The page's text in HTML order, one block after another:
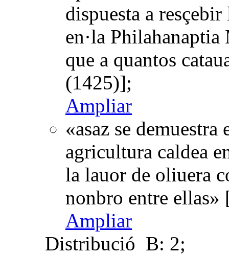
dispuesta a
en·la
que a quantos
(1425)];
Ampliar
«asaz se
agricultura caldea
la lauor de oliuera
nonbro entre
Ampliar
Distribució B: 2;